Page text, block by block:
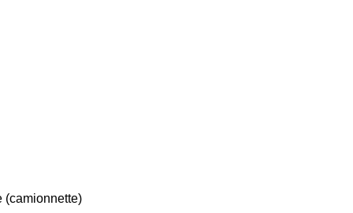
(camionnette)